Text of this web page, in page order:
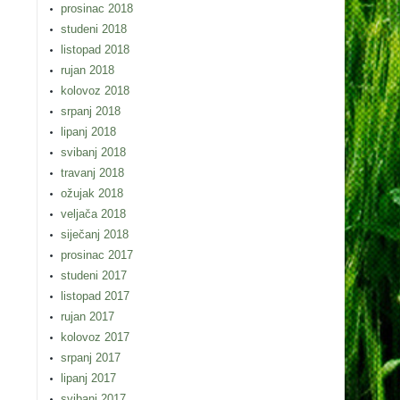
prosinac 2018
studeni 2018
listopad 2018
rujan 2018
kolovoz 2018
srpanj 2018
lipanj 2018
svibanj 2018
travanj 2018
ožujak 2018
veljača 2018
siječanj 2018
prosinac 2017
studeni 2017
listopad 2017
rujan 2017
kolovoz 2017
srpanj 2017
lipanj 2017